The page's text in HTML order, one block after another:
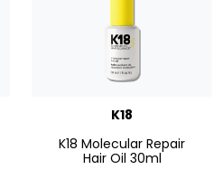
K18
K18 Molecular Repair
Hair Oil 30ml